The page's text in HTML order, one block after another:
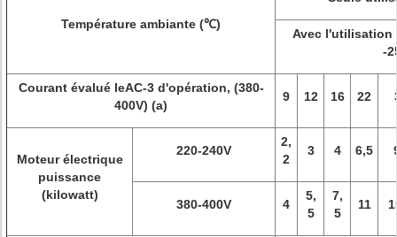
Température ambiante (℃)
Avec l'utilisation
-
Courant évalué IeAC-3 d'opération, (380-
400V) (a)
9 12 16 22
Moteur électrique
puissance
(kilowatt)
220-240V
2,
2
3 4 6,5
380-400V 4
5,
5
7,
5
11